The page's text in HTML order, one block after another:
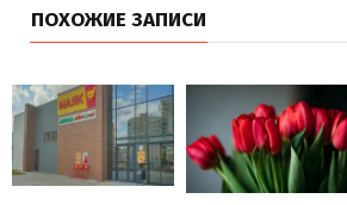
ПОХОЖИЕ ЗАПИСИ